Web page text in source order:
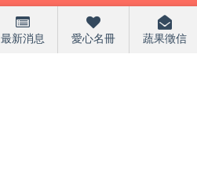
最新消息 愛心名冊 蔬果徵信